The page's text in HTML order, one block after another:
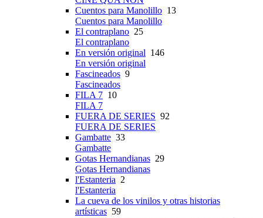
Cuentos para Manolillo 13
Cuentos para Manolillo
El contraplano 25
El contraplano
En versión original 146
En versión original
Fascineados 9
Fascineados
FILA 7 10
FILA 7
FUERA DE SERIES 92
FUERA DE SERIES
Gambatte 33
Gambatte
Gotas Hernandianas 29
Gotas Hernandianas
l'Estanteria 2
l'Estanteria
La cueva de los vinilos y otras historias
artísticas 59